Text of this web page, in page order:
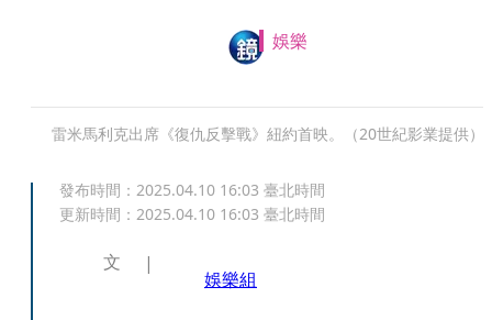
娛樂
雷米馬利克出席《復仇反擊戰》紐約首映。（20世紀影業提供）
發布時間： 2025.04.10 16:03 臺北時間
更新時間： 2025.04.10 16:03 臺北時間
文
娛樂組